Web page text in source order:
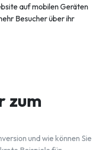
auf mobilen Geräten
Besucher über ihr
zum
und wie können Sie